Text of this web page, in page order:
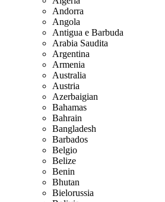
Andorra
Angola
Antigua e Barbuda
Arabia Saudita
Argentina
Armenia
Australia
Austria
Azerbaigian
Bahamas
Bahrain
Bangladesh
Barbados
Belgio
Belize
Benin
Bhutan
Bielorussia